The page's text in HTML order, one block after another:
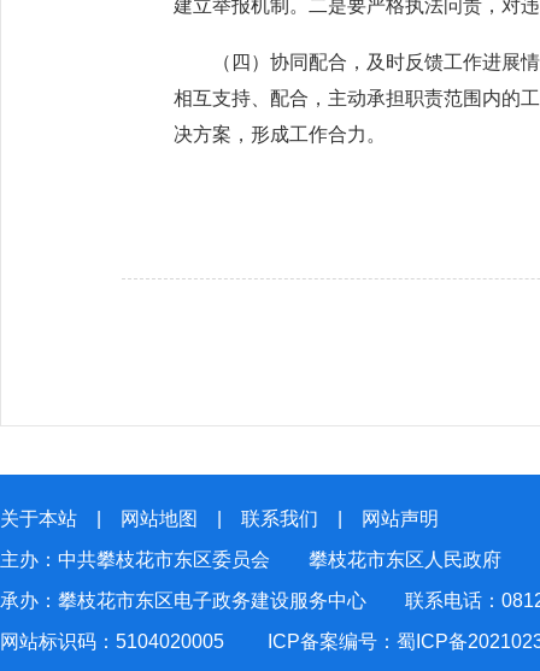
建立举报机制。二是要严格执法问责，对
（四）协同配合，及时反馈工作进展情
相互支持、配合，主动承担职责范围内的
决方案，形成工作合力。
关于本站 网站地图 联系我们
网站声明
主办：中共攀枝花市东区委员会 攀枝花市东区人民政府
承办：攀枝花市东区电子政务建设服务中心 联系电话：
网站标识码：5104020005
ICP备案编号：蜀ICP备